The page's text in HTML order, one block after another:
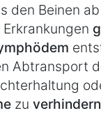
den Beinen
Abtransport
zu verhindern